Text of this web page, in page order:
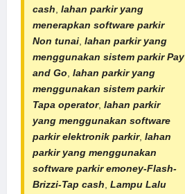
cash, lahan parkir yang
menerapkan software parkir
Non tunai, lahan parkir yang
menggunakan sistem parkir Pay
and Go, lahan parkir yang
menggunakan sistem parkir
Tapa operator, lahan parkir
yang menggunakan software
parkir elektronik parkir, lahan
parkir yang menggunakan
software parkir emoney-Flash-
Brizzi-Tap cash, Lampu Lalu